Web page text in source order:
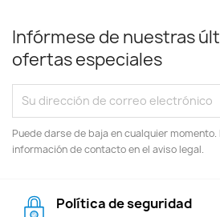
Infórmese de nuestras
ofertas especiales
Puede darse de baja en cualquier
información de contacto en el aviso legal.
Política de seguridad